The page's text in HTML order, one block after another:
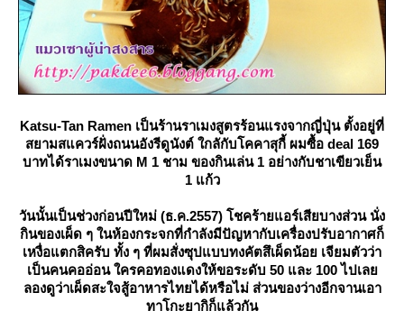
Katsu-Tan Ramen เป็นร้านราเมงสูตรร้อนแรงจากญี่ปุ่น ตั้งอยู่ที่
สยามสแควร์ฝั่งถนนอังรีดูนังต์ ใกลักับโคคาสุกี้ ผมซื้อ deal 169
บาทได้ราเมงขนาด M 1 ชาม ของกินเล่น 1 อย่างกับชาเขียวเย็น
1 แก้ว
วันนั้นเป็นช่วงก่อนปีใหม่ (ธ.ค.2557) โชคร้ายแอร์เสียบางส่วน นั่ง
กินของเผ็ด ๆ ในห้องกระจกที่กำลังมีปัญหากับเครื่องปรับอากาศก็
เหงื่อแตกสิครับ ทั้ง ๆ ที่ผมสั่งซุปแบบทงคัตสึเผ็ดน้อย เจียมตัวว่า
เป็นคนคออ่อน ใครคอทองแดงให้ขอระดับ 50 และ 100 ไปเล
ลองดูว่าเผ็ดสะใจสู้อาหารไทยได้หรือไม่ ส่วนของว่างอีกจานเอา
ทาโกะยากิก็แล้วกัน